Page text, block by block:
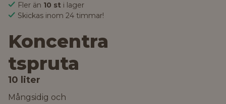
Fler än 10 st i lager
Skickas inom 24 timmar!
Koncentra
tspruta
10 liter
Mångsidig och